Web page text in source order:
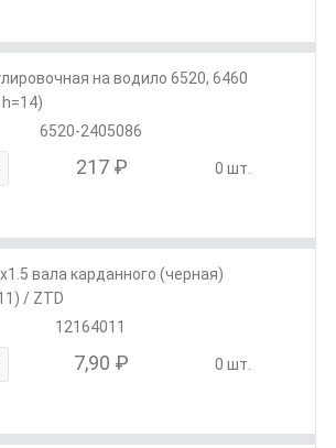
на водило 6520, 6460
6520-2405086
217 ₽ 0 шт.
вала карданного (черная)
/ ZTD
12164011
7,90 ₽ 0 шт.